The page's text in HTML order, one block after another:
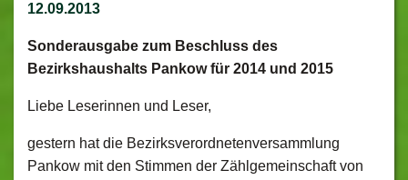
12.09.2013
Sonderausgabe zum Beschluss des
Bezirkshaushalts Pankow für 2014 und 2015
Liebe Leserinnen und Leser,
gestern hat die Bezirksverordnetenversammlung
Pankow mit den Stimmen der Zählgemeinschaft von